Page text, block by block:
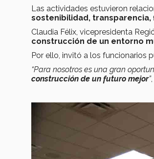
Las actividades estuvieron
sostenibilidad, transparencia,
Claudia Félix, vicepresidenta
construcción de un entorno
Por ello, invitó a los funcionarios
“Para nosotros es una gran
construcción de un futuro mejor”